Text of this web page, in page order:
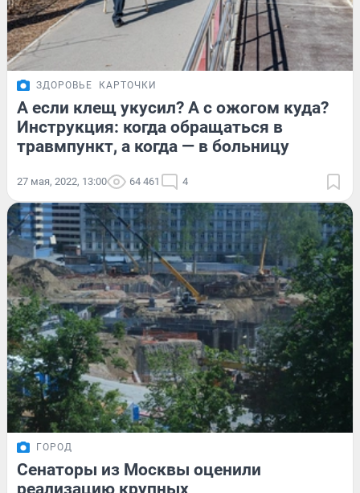
ЗДОРОВЬЕ КАРТОЧКИ
А если клещ укусил? А с ожогом куда?
Инструкция: когда обращаться в
травмпункт, а когда — в больницу
27 мая, 2022, 13:00 64 461 4
ГОРОД
Сенаторы из Москвы оценили